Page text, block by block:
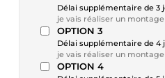
Délai supplémentaire de 3
je vais réaliser un
OPTION 3
Délai supplémentaire de 4
je vais réaliser un
OPTION 4